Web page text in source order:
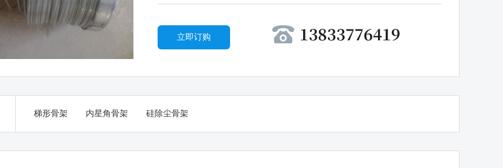
立即订购
梯形骨架 内星角骨架 硅除尘骨架